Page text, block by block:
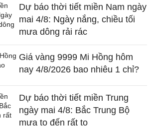
Dự báo thời tiết miền Nam ngày
mai 4/8: Ngày nắng, chiều tối
mưa dông rải rác
Giá vàng 9999 Mi Hồng hôm
nay 4/8/2026 bao nhiêu 1 chỉ?
Dự báo thời tiết miền Trung
ngày mai 4/8: Bắc Trung Bộ
mưa to đến rất to